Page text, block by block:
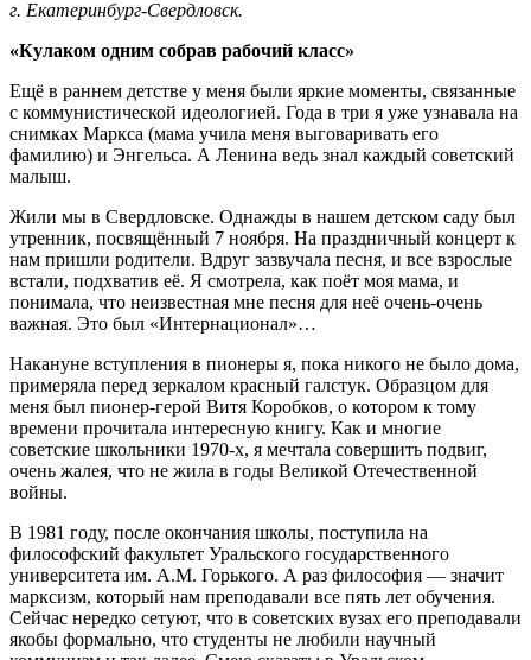
г. Екатеринбург-Свердловск.
«Кулаком одним собрав рабочий класс»
Ещё в раннем детстве у меня были яркие моменты, связанные
с коммунистической идеологией. Года в три я уже узнавала на
снимках Маркса (мама учила меня выговаривать его
фамилию) и Энгельса. А Ленина ведь знал каждый советский
малыш.
Жили мы в Свердловске. Однажды в нашем детском саду был
утренник, посвящённый 7 ноября. На праздничный концерт к
нам пришли родители. Вдруг зазвучала песня, и все взрослые
встали, подхватив её. Я смотрела, как поёт моя мама, и
понимала, что неизвестная мне песня для неё очень-очень
важная. Это был «Интернационал»…
Накануне вступления в пионеры я, пока никого не было дома,
примеряла перед зеркалом красный галстук. Образцом для
меня был пионер-герой Витя Коробков, о котором к тому
времени прочитала интересную книгу. Как и многие
советские школьники 1970-х, я мечтала совершить подвиг,
очень жалея, что не жила в годы Великой Отечественной
войны.
В 1981 году, после окончания школы, поступила на
философский факультет Уральского государственного
университета им. А.М. Горького. А раз философия — значит
марксизм, который нам преподавали все пять лет обучения.
Сейчас нередко сетуют, что в советских вузах его преподавали
якобы формально, что студенты не любили научный